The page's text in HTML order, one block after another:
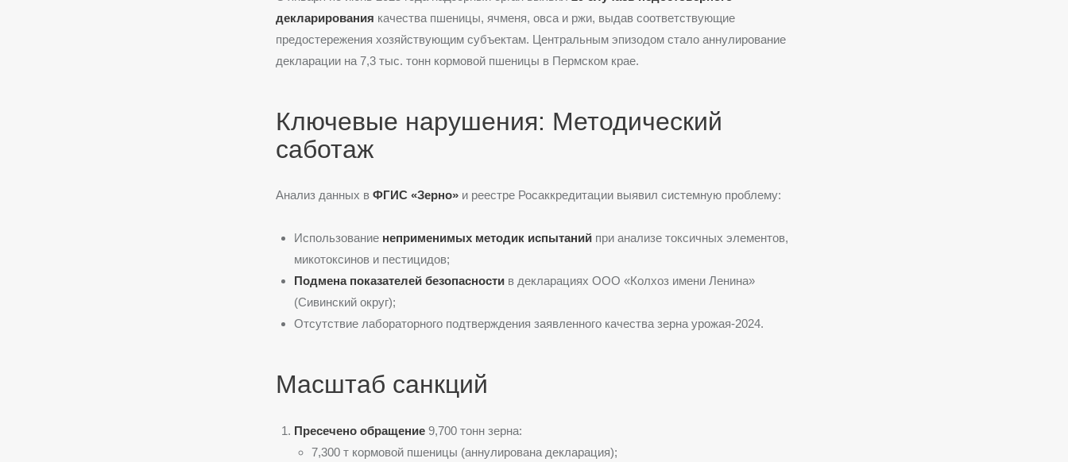
декларирования качества пшеницы, ячменя, овса и ржи, выдав соответствующие
предостережения хозяйствующим субъектам. Центральным эпизодом стало аннулирование
декларации на 7,3 тыс. тонн кормовой пшеницы в Пермском крае.
Ключевые нарушения: Методический
саботаж
Анализ данных в ФГИС «Зерно» и реестре Росаккредитации выявил системную проблему:
Использование неприменимых методик испытанийпри анализе токсичных элементов,
микотоксинов и пестицидов;
Подмена показателей безопасностив декларациях ООО «Колхоз имени Ленина»
(Сивинский округ);
Отсутствие лабораторного подтверждения заявленного качества зерна урожая-2024.
Масштаб санкций
Пресечено обращение9,700 тонн зерна:
7,300 т кормовой пшеницы (аннулирована декларация);